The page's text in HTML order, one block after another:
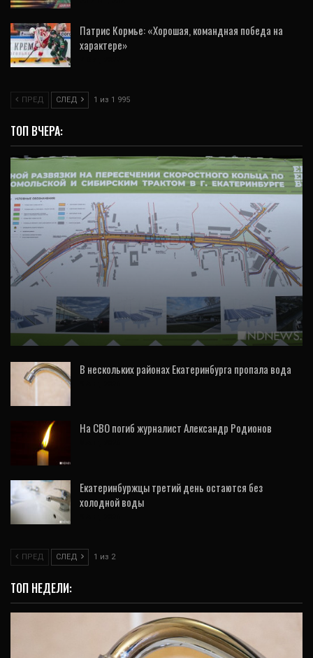
Патрис Кормье: «Хорошая, командная победа на
характере»
ПРЕД СЛЕД 1 из 1 995
ТОП ВЧЕРА:
Дату открытия развязки у «Калины» снова
перенесли
В нескольких районах Екатеринбурга пропала вода
На СВО погиб журналист Александр Родионов
Екатеринбуржцы третий день остаются без
холодной воды
ПРЕД СЛЕД 1 из 2
ТОП НЕДЕЛИ: